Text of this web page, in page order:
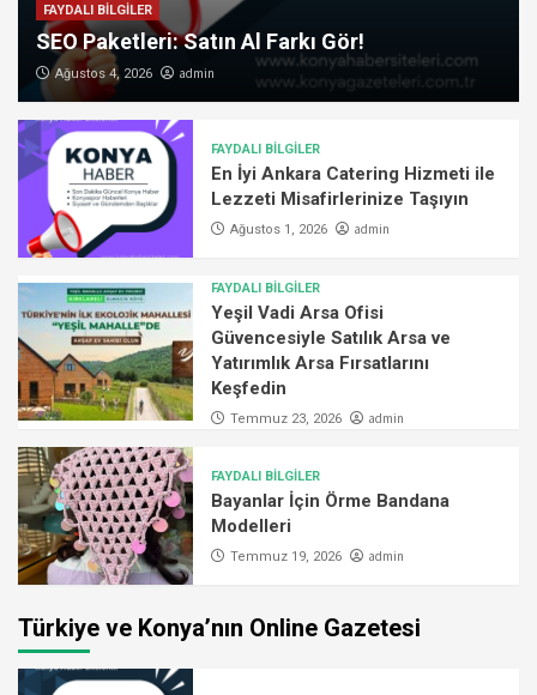
FAYDALI BİLGİLER
SEO Paketleri: Satın Al Farkı Gör!
Ağustos 4, 2026 admin
FAYDALI BİLGİLER
En İyi Ankara Catering Hizmeti ile
Lezzeti Misafirlerinize Taşıyın
Ağustos 1, 2026 admin
FAYDALI BİLGİLER
Yeşil Vadi Arsa Ofisi
Güvencesiyle Satılık Arsa ve
Yatırımlık Arsa Fırsatlarını
Keşfedin
Temmuz 23, 2026 admin
FAYDALI BİLGİLER
Bayanlar İçin Örme Bandana
Modelleri
Temmuz 19, 2026 admin
Türkiye ve Konya’nın Online Gazetesi